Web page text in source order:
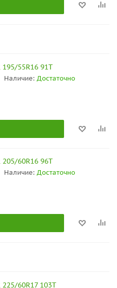
55R16 91T
Наличие: Достаточно
60R16 96T
Наличие: Достаточно
60R17 103T